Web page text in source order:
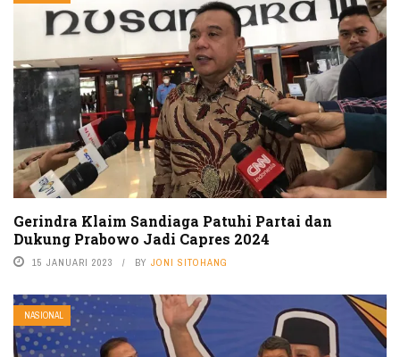
Gerindra Klaim Sandiaga Patuhi Partai dan
Dukung Prabowo Jadi Capres 2024
15 JANUARI 2023 BY JONI SITOHANG
NASIONAL